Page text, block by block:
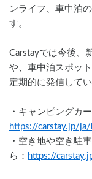
ンライフ、車中泊
す。
Carstayでは今後、
や、車中泊スポッ
定期的に発信して
https://carstay.jp/
・空き地や空き駐
ら： https://